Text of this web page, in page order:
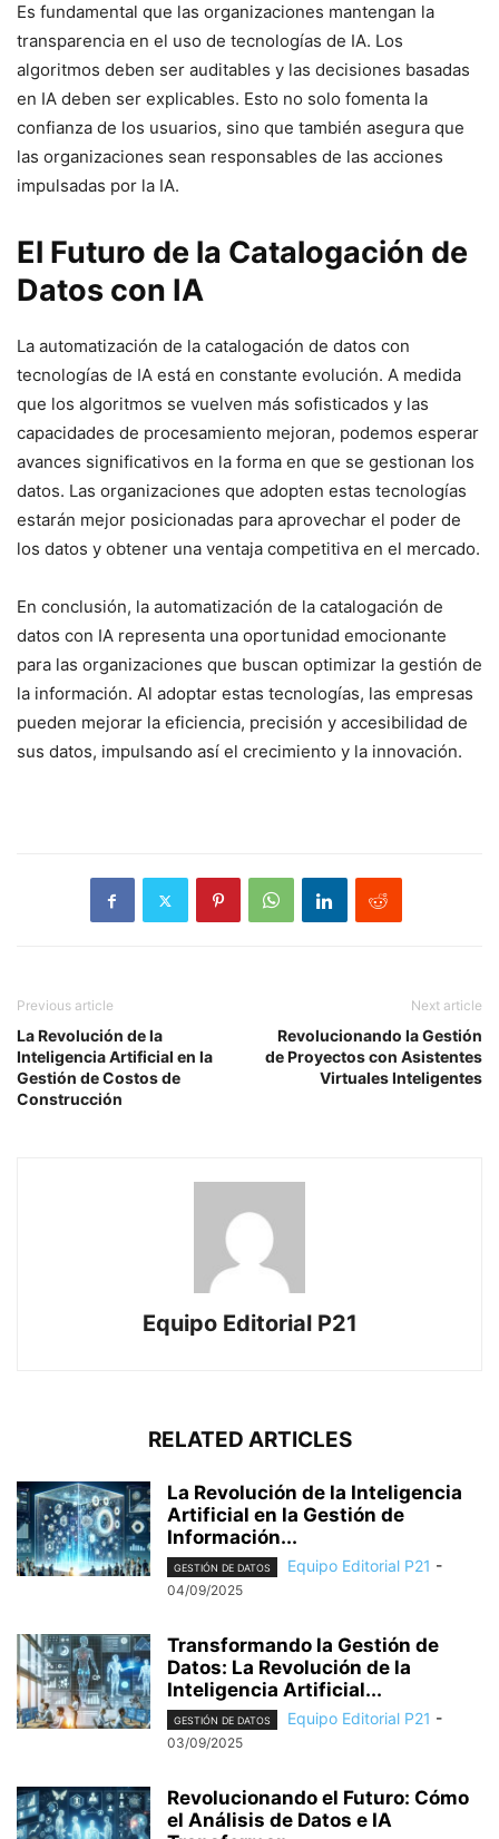
Es fundamental que las organizaciones mantengan la
transparencia en el uso de tecnologías de IA. Los
algoritmos deben ser auditables y las decisiones basadas
en IA deben ser explicables. Esto no solo fomenta la
confianza de los usuarios, sino que también asegura que
las organizaciones sean responsables de las acciones
impulsadas por la IA.
El Futuro de la Catalogación de
Datos con IA
La automatización de la catalogación de datos con
tecnologías de IA está en constante evolución. A medida
que los algoritmos se vuelven más sofisticados y las
capacidades de procesamiento mejoran, podemos esperar
avances significativos en la forma en que se gestionan los
datos. Las organizaciones que adopten estas tecnologías
estarán mejor posicionadas para aprovechar el poder de
los datos y obtener una ventaja competitiva en el mercado.
En conclusión, la automatización de la catalogación de
datos con IA representa una oportunidad emocionante
para las organizaciones que buscan optimizar la gestión de
la información. Al adoptar estas tecnologías, las empresas
pueden mejorar la eficiencia, precisión y accesibilidad de
sus datos, impulsando así el crecimiento y la innovación.
Previous article
La Revolución de la
Inteligencia Artificial en la
Gestión de Costos de
Construcción
Next article
Revolucionando la Gestión
de Proyectos con Asistentes
Virtuales Inteligentes
Equipo Editorial P21
RELATED ARTICLES
La Revolución de la Inteligencia
Artificial en la Gestión de
Información...
GESTIÓN DE DATOS Equipo Editorial P21 -
04/09/2025
Transformando la Gestión de
Datos: La Revolución de la
Inteligencia Artificial...
GESTIÓN DE DATOS Equipo Editorial P21 -
03/09/2025
Revolucionando el Futuro: Cómo
el Análisis de Datos e IA